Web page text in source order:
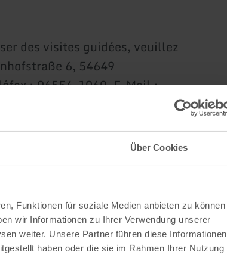
Über Cookies
Funktionen für soziale Medien anbieten zu können
wir Informationen zu Ihrer Verwendung unserer
weiter. Unsere Partner führen diese Informationen
haben oder die sie im Rahmen Ihrer Nutzung
des visites guidées, veuillez
6, 54649
: 06554-1060, E-Mail :